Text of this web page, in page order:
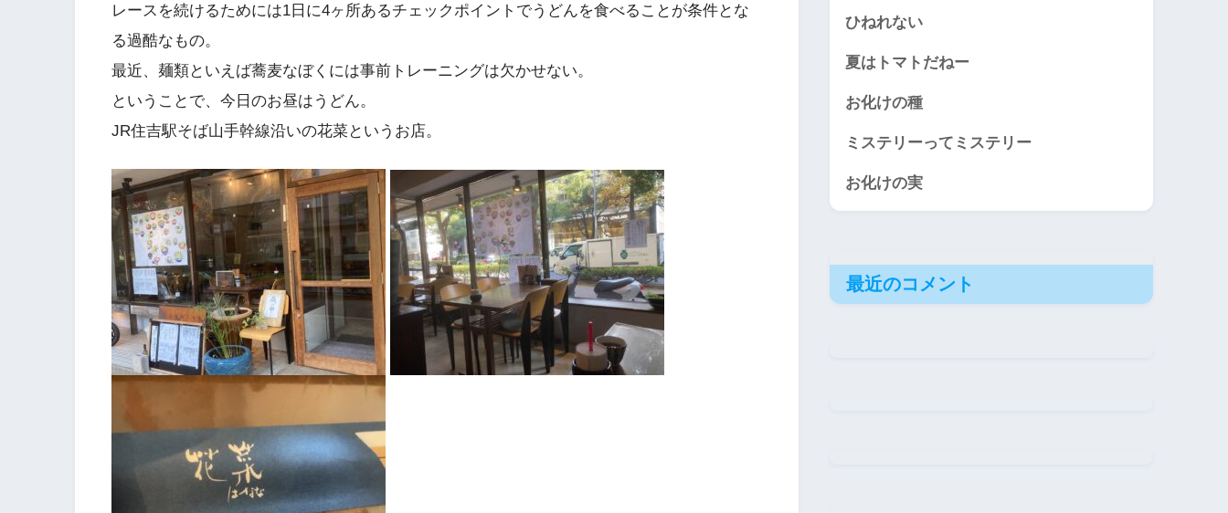
レースを続けるためには1日に4ヶ所あるチェックポイントでうどんを食べることが条件とな
る過酷なもの。
最近、麺類といえば蕎麦なぼくには事前トレーニングは欠かせない。
ということで、今日のお昼はうどん。
JR住吉駅そば山手幹線沿いの花菜というお店。
ひねれない
夏はトマトだねー
お化けの種
ミステリーってミステリー
お化けの実
最近のコメント